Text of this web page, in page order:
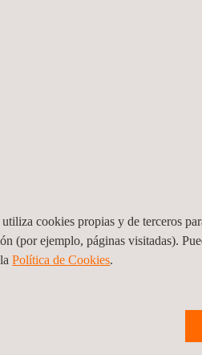
lea el artículo completo en
cookies propias y de terceros
(por ejemplo, páginas visitadas).
laPolítica de Cookies.